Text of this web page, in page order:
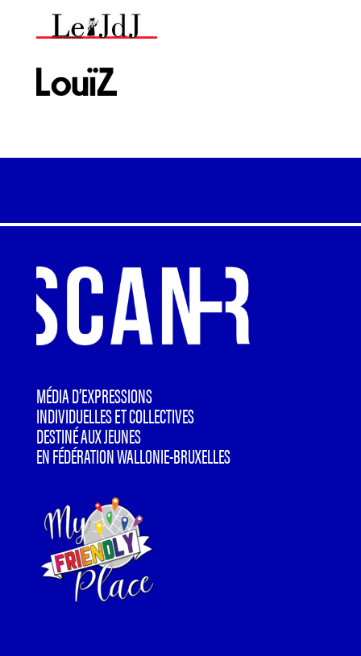
MÉDIA D’EXPRESSIONS
INDIVIDUELLES ET COLLECTIVES
DESTINÉ AUX JEUNES
EN FÉDÉRATION WALLONIE-BRUXELLES